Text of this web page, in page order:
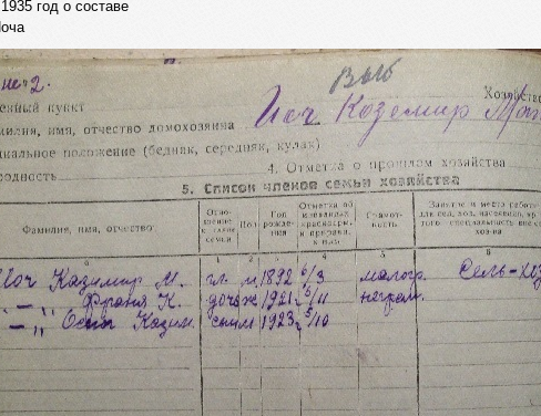
год о составе